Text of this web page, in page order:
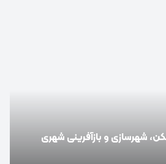
شهرسازی و بازآفرینی شهری